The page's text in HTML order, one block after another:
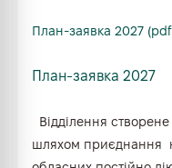
План-заявка 2027
План-заявка 2027
Відділення створене
шляхом приєднання